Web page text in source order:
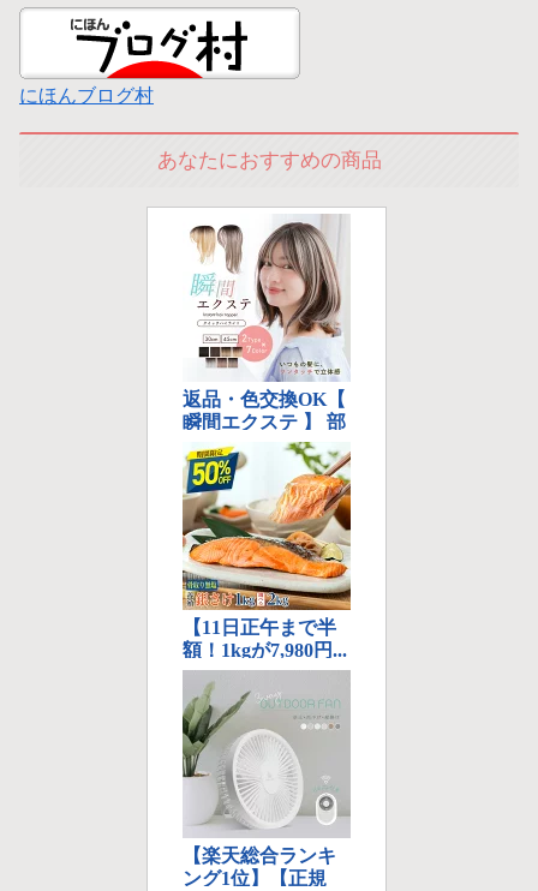
にほんブログ村
あなたにおすすめの商品